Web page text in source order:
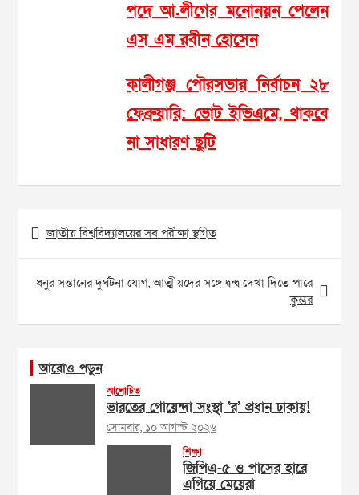
পদে আ.লীগের মনোনয়ন পেলেন
এস এম রবীন হোসেন
কালীগঞ্জ পৌরসভার নির্বাচন ২৮
ফেব্রুয়ারি: ভোট ইভিএমে, থাকবে
না সাধারণ ছুটি
Post
navigation
জাতীয় বিশ্ববিদ্যালয়ের সব পরীক্ষা স্থগিত
ধনুর সন্তানের দুর্ঘটনা যোগ, আত্মীয়দের সঙ্গে দ্বন্দ্ব দেখা দিতে পারে
কুম্ভর
আরোও পড়ুন
আলোচিত
ভারতের গোয়েন্দা সংস্থা ‘র’ প্রধান ঢাকায়!
সোমবার, ১০ আগস্ট ২০২৬
শিক্ষা
জিপিএ-৫ ও পাসের হারে
এগিয়ে মেয়েরা